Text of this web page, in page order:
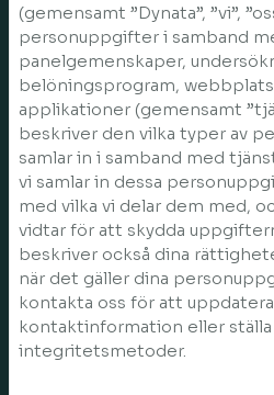
(gemensamt ”Dynata”, ”vi”,
personuppgifter i samband
panelgemenskaper,
belöningsprogram,
applikationer (gemensamt
beskriver den vilka typer av
samlar in i samband med
vi samlar in dessa
med vilka vi delar dem med,
vidtar för att skydda
beskriver också dina
när det gäller dina
kontakta oss för att
kontaktinformation eller ställa
integritetsmetoder.